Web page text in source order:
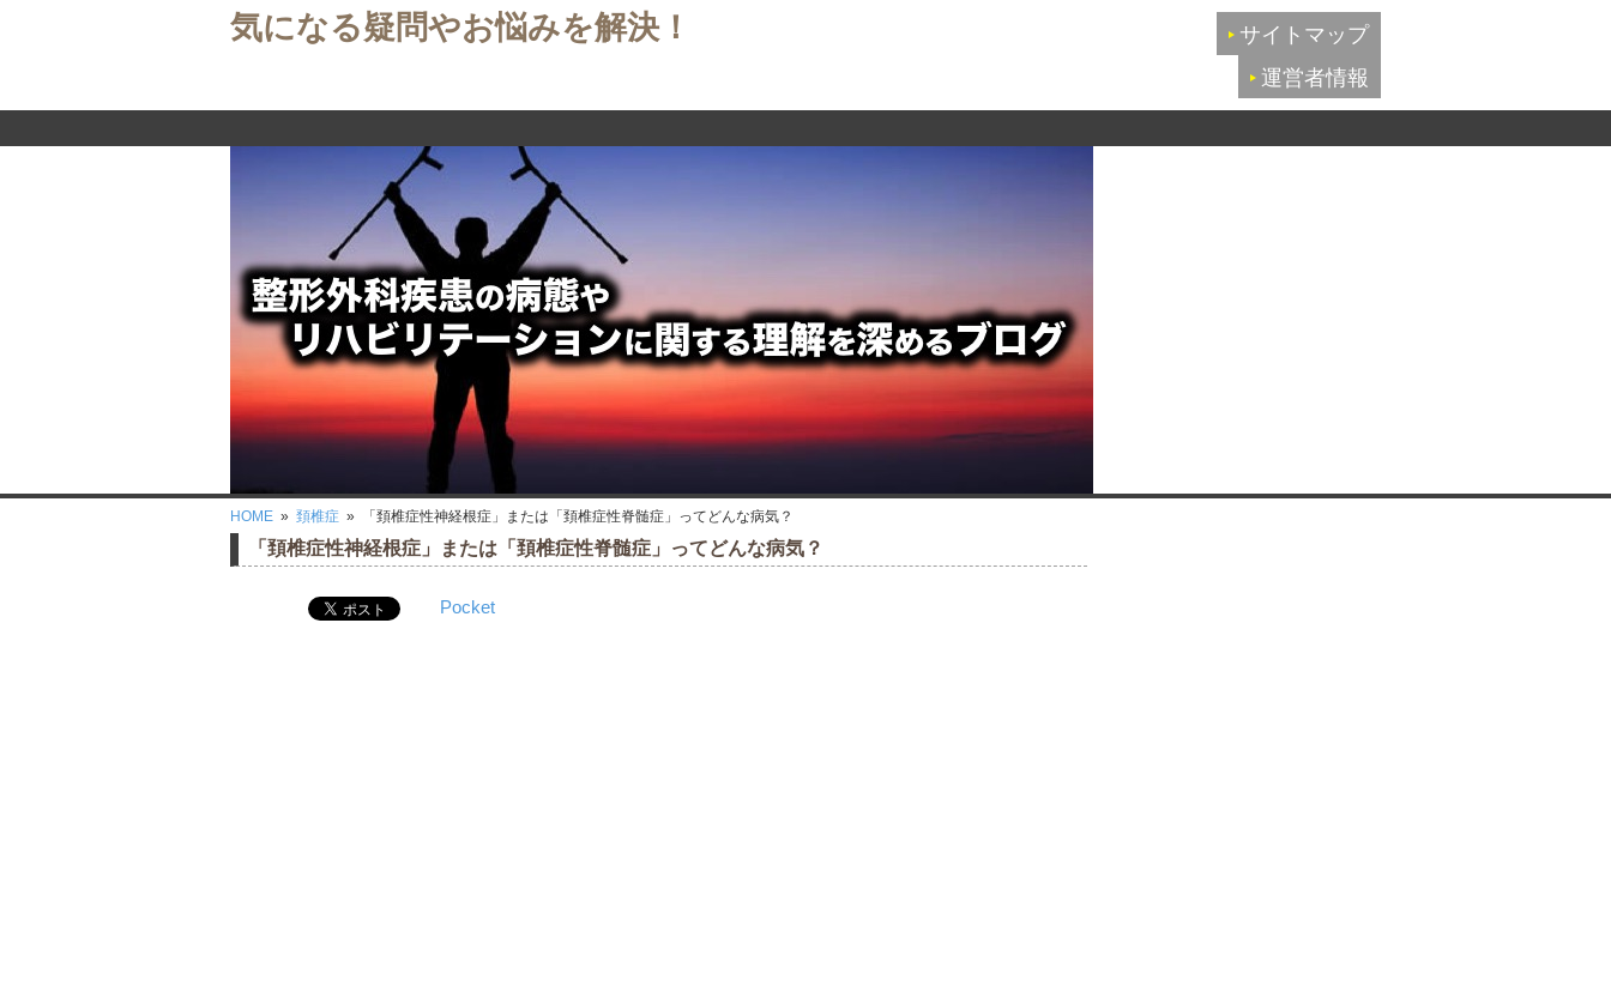
気になる疑問やお悩みを解決！
サイトマップ
運営者情報
HOME » 頚椎症 » 「頚椎症性神経根症」または「頚椎症性脊髄症」ってどんな病気？
「頚椎症性神経根症」または「頚椎症性脊髄症」ってどんな病気？
Pocket